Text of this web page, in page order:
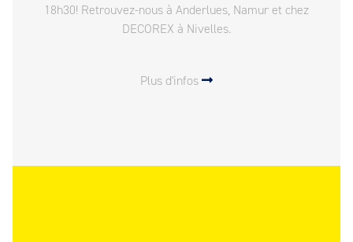
18h30! Retrouvez-nous à Anderlues, Namur et chez
DECOREX à Nivelles.
Plus d'infos